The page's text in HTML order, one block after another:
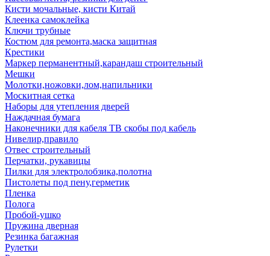
Кисти мочальные, кисти Китай
Клеенка самоклейка
Ключи трубные
Костюм для ремонта,маска защитная
Крестики
Маркер перманентный,карандаш строительный
Мешки
Молотки,ножовки,лом,напильники
Москитная сетка
Наборы для утепления дверей
Наждачная бумага
Наконечники для кабеля ТВ скобы под кабель
Нивелир,правило
Отвес строительный
Перчатки, рукавицы
Пилки для электролобзика,полотна
Пистолеты под пену,герметик
Пленка
Полога
Пробой-ушко
Пружина дверная
Резинка багажная
Рулетки